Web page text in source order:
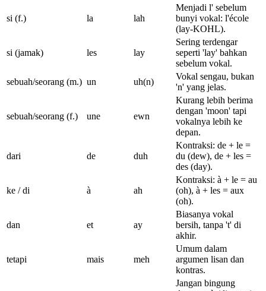
si (f.) la lah
Menjadi l' sebelum
bunyi vokal: l'école
(lay-KOHL).
si (jamak) les lay
Sering terdengar
seperti 'lay' bahkan
sebelum vokal.
sebuah/seorang (m.) un uh(n)
Vokal sengau, bukan
'n' yang jelas.
sebuah/seorang (f.) une ewn
Kurang lebih berima
dengan 'moon' tapi
vokalnya lebih ke
depan.
dari de duh
Kontraksi: de + le =
du (dew), de + les =
des (day).
ke / di à ah
Kontraksi: à + le = au
(oh), à + les = aux
(oh).
dan et ay
Biasanya vokal
bersih, tanpa 't' di
akhir.
tetapi mais meh
Umum dalam
argumen lisan dan
kontras.
Jangan bingung